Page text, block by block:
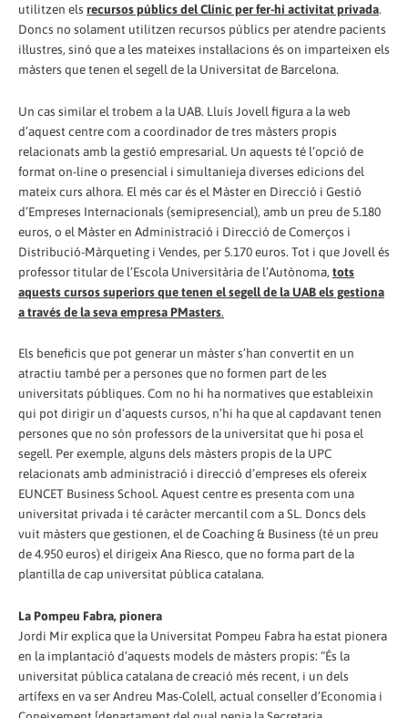
utilitzen els recursos públics del Clínic per fer-hi activitat privada.
Doncs no solament utilitzen recursos públics per atendre pacients
il·lustres, sinó que a les mateixes instal·lacions és on imparteixen els
màsters que tenen el segell de la Universitat de Barcelona.
Un cas similar el trobem a la UAB. Lluís Jovell figura a la web
d’aquest centre com a coordinador de tres màsters propis
relacionats amb la gestió empresarial. Un aquests té l’opció de
format on-line o presencial i simultanieja diverses edicions del
mateix curs alhora. El més car és el Màster en Direcció i Gestió
d’Empreses Internacionals (semipresencial), amb un preu de 5.180
euros, o el Màster en Administració i Direcció de Comerços i
Distribució-Màrqueting i Vendes, per 5.170 euros. Tot i que Jovell és
professor titular de l’Escola Universitària de l’Autònoma, tots
aquests cursos superiors que tenen el segell de la UAB els gestiona
a través de la seva empresa PMasters.
Els beneficis que pot generar un màster s’han convertit en un
atractiu també per a persones que no formen part de les
universitats públiques. Com no hi ha normatives que estableixin
qui pot dirigir un d’aquests cursos, n’hi ha que al capdavant tenen
persones que no són professors de la universitat que hi posa el
segell. Per exemple, alguns dels màsters propis de la UPC
relacionats amb administració i direcció d’empreses els ofereix
EUNCET Business School. Aquest centre es presenta com una
universitat privada i té caràcter mercantil com a SL. Doncs dels
vuit màsters que gestionen, el de Coaching & Business (té un preu
de 4.950 euros) el dirigeix Ana Riesco, que no forma part de la
plantilla de cap universitat pública catalana.
La Pompeu Fabra, pionera
Jordi Mir explica que la Universitat Pompeu Fabra ha estat pionera
en la implantació d’aquests models de màsters propis: “És la
universitat pública catalana de creació més recent, i un dels
artífexs en va ser Andreu Mas-Colell, actual conseller d’Economia i